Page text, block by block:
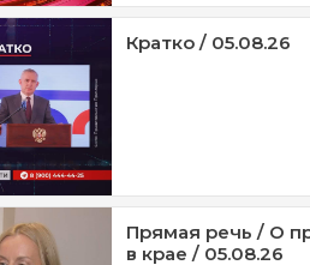
Кратко / 05.08.26
Прямая речь / О
в крае / 05.08.26